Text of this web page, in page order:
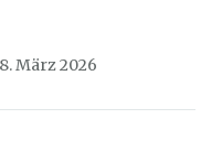
März 2026